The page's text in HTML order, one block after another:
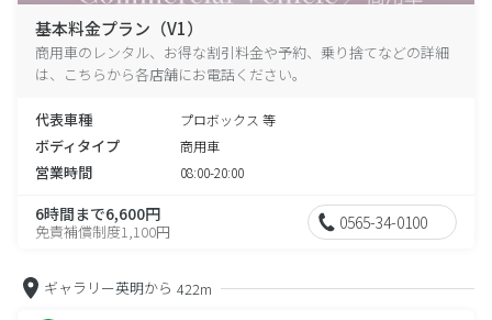
基本料金プラン（V1）
商用車のレンタル、お得な割引料金や予約、乗り捨てなどの詳細
は、こちらから各店舗にお電話ください。
代表車種 プロボックス 等
ボディタイプ 商用車
営業時間 08:00-20:00
6時間まで6,600円
免責補償制度1,100円 0565-34-0100
ギャラリー英明から 422m